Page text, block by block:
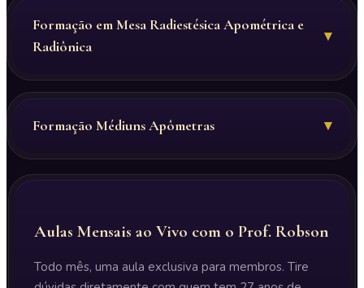
Formação em Mesa Radiestésica Apométrica e
Radiônica
▾
Formação Médiuns Apômetras ▾
Aulas Mensais ao Vivo com o Prof. Robson
Todo mês, uma aula exclusiva para membros. Tire